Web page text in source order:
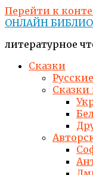
Перейти к
ОНЛАЙН
литературное
Сказки
Сказки